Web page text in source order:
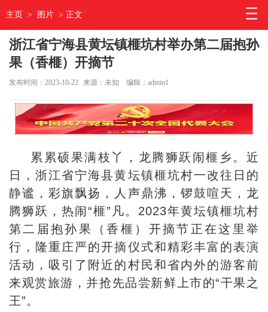
主页 > 图片 > 正文
浙江省宁海县黄坛镇榧坑村举办第二届抱孙
果（香榧）开摘节
发布时间：2023-10-22 来源：未知 编辑：admin1
累累硕果满枝丫，龙腾狮跃闹榧乡。近
日，浙江省宁海县黄坛镇榧坑村一改往日的
静谧，彩旗飘扬，人声鼎沸，锣鼓喧天，龙
腾狮跃，热闹“榧”凡。2023年黄坛镇榧坑村
第二届抱孙果（香榧）开摘节正在这里举
行，隆重庄严的开摘仪式和精彩丰富的表演
活动，吸引了附近的村民和省内外的游客前
来观赏旅游，并抢先品尝新鲜上市的“干果之
王”。